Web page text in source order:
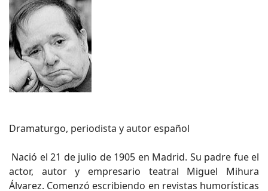
Dramaturgo, periodista y autor español
Nació el 21 de julio de 1905 en Madrid. Su padre fue el
actor, autor y empresario teatral Miguel Mihura
Álvarez. Comenzó escribiendo en revistas humorísticas